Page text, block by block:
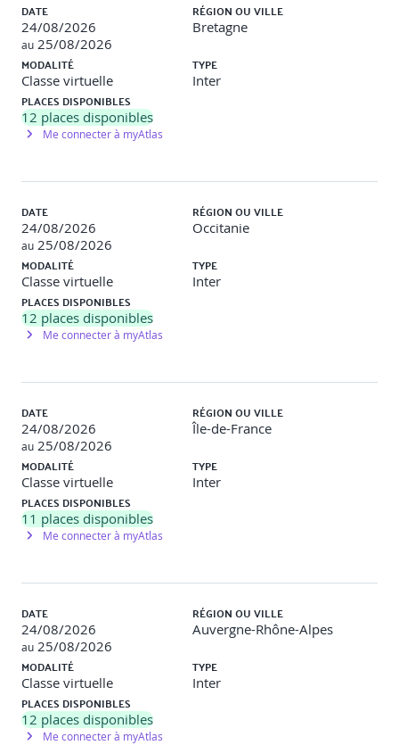
DATE
24/08/2026
au 25/08/2026
RÉGION OU VILLE
Bretagne
MODALITÉ
Classe virtuelle
TYPE
Inter
PLACES DISPONIBLES
12 places disponibles
Me connecter à myAtlas
DATE
24/08/2026
au 25/08/2026
RÉGION OU VILLE
Occitanie
MODALITÉ
Classe virtuelle
TYPE
Inter
PLACES DISPONIBLES
12 places disponibles
Me connecter à myAtlas
DATE
24/08/2026
au 25/08/2026
RÉGION OU VILLE
Île-de-France
MODALITÉ
Classe virtuelle
TYPE
Inter
PLACES DISPONIBLES
11 places disponibles
Me connecter à myAtlas
DATE
24/08/2026
au 25/08/2026
RÉGION OU VILLE
Auvergne-Rhône-Alpes
MODALITÉ
Classe virtuelle
TYPE
Inter
PLACES DISPONIBLES
12 places disponibles
Me connecter à myAtlas